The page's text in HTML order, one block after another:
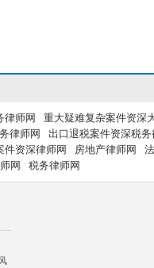
律师网 重大疑难复杂案件资深
律师网 出口退税案件资深税务
件资深律师网 房地产律师网
网 税务律师网